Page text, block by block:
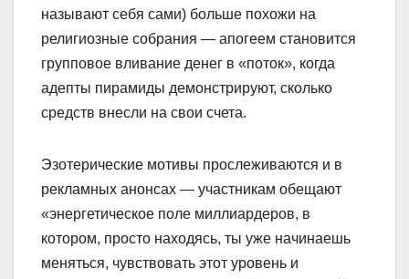
называют себя сами) больше похожи на
религиозные собрания — апогеем становится
групповое вливание денег в «поток», когда
адепты пирамиды демонстрируют, сколько
средств внесли на свои счета.
Эзотерические мотивы прослеживаются и в
рекламных анонсах — участникам обещают
«энергетическое поле миллиардеров, в
котором, просто находясь, ты уже начинаешь
меняться, чувствовать этот уровень и